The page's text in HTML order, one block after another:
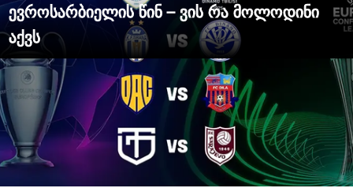
ევროსარბიელის წინ – ვის რა მოლოდინი
აქვს